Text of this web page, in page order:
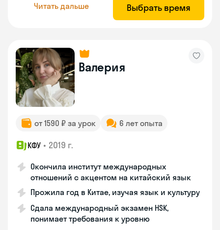
Читать дальше Выбрать время
Валерия
от 1590 ₽ за урок 6 лет опыта
КФУ • 2019 г.
Окончила институт международных
отношений с акцентом на китайский язык
Прожила год в Китае, изучая язык и культуру
Сдала международный экзамен HSK,
понимает требования к уровню